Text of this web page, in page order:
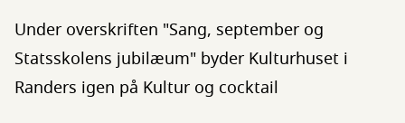
Under overskriften "Sang, september og
Statsskolens jubilæum" byder Kulturhuset i
Randers igen på Kultur og cocktail